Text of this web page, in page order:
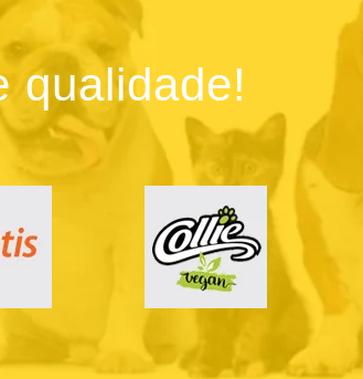
qualidade!